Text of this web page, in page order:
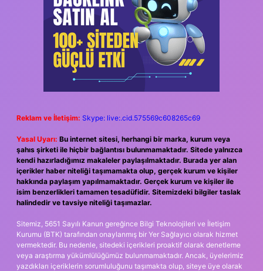
Reklam ve İletişim: Skype: live:.cid.575569c608265c69
Yasal Uyarı: Bu internet sitesi, herhangi bir marka, kurum veya
şahıs şirketi ile hiçbir bağlantısı bulunmamaktadır. Sitede yalnızca
kendi hazırladığımız makaleler paylaşılmaktadır. Burada yer alan
içerikler haber niteliği taşımamakta olup, gerçek kurum ve kişiler
hakkında paylaşım yapılmamaktadır. Gerçek kurum ve kişiler ile
isim benzerlikleri tamamen tesadüfidir. Sitemizdeki bilgiler taslak
halindedir ve tavsiye niteliği taşımazlar.
Sitemiz, 5651 Sayılı Kanun gereğince Bilgi Teknolojileri ve İletişim
Kurumu (BTK) tarafından onaylanmış bir Yer Sağlayıcı olarak hizmet
vermektedir. Bu nedenle, sitedeki içerikleri proaktif olarak denetleme
veya araştırma yükümlülüğümüz bulunmamaktadır. Ancak, üyelerimiz
yazdıkları içeriklerin sorumluluğunu taşımakta olup, siteye üye olarak